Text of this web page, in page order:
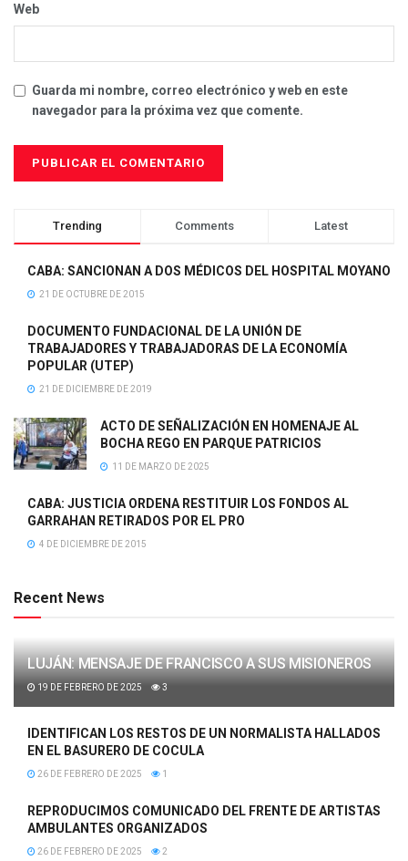
Web
Guarda mi nombre, correo electrónico y web en este
navegador para la próxima vez que comente.
Trending Comments Latest
CABA: SANCIONAN A DOS MÉDICOS DEL HOSPITAL MOYANO
21 DE OCTUBRE DE 2015
DOCUMENTO FUNDACIONAL DE LA UNIÓN DE
TRABAJADORES Y TRABAJADORAS DE LA ECONOMÍA
POPULAR (UTEP)
21 DE DICIEMBRE DE 2019
ACTO DE SEÑALIZACIÓN EN HOMENAJE AL
BOCHA REGO EN PARQUE PATRICIOS
11 DE MARZO DE 2025
CABA: JUSTICIA ORDENA RESTITUIR LOS FONDOS AL
GARRAHAN RETIRADOS POR EL PRO
4 DE DICIEMBRE DE 2015
Recent News
LUJÁN: MENSAJE DE FRANCISCO A SUS MISIONEROS
19 DE FEBRERO DE 2025 3
IDENTIFICAN LOS RESTOS DE UN NORMALISTA HALLADOS
EN EL BASURERO DE COCULA
26 DE FEBRERO DE 2025 1
REPRODUCIMOS COMUNICADO DEL FRENTE DE ARTISTAS
AMBULANTES ORGANIZADOS
26 DE FEBRERO DE 2025 2